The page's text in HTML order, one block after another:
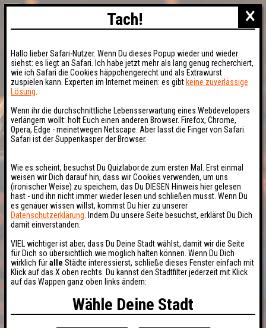
×
Tach!
Hallo lieber Safari-Nutzer. Wenn Du dieses Popup wieder und wieder
siehst: es liegt an Safari. Ich habe jetzt mehr als lang genug recherchiert,
wie ich Safari die Cookies häppchengerecht und als Extrawurst
zuspielen kann. Experten im Internet meinen: es gibt keine zuverlässige
Lösung
Wenn ihr die durchschnittliche Lebensserwartung eines Webdevelopers
verlängern wollt: holt Euch einen anderen Browser. Firefox, Chrome,
Opera, Edge - meinetwegen Netscape. Aber lasst die Finger von Safari.
Safari ist der Suppenkasper der Browser.
Wie es scheint, besuchst Du Quizlabor.de zum ersten Mal. Erst einmal
weisen wir Dich darauf hin, dass wir Cookies verwenden, um uns
(ironischer Weise) zu speichern, das Du DIESEN Hinweis hier gelesen
hast - und ihn nicht immer wieder lesen und schließen musst. Wenn Du
es genauer wissen willst, kommst Du hier zu unserer
Datenschutzerklärung . Indem Du unsere Seite besuchst, erklärst Du Dich
damit einverstanden.
VIEL wichtiger ist aber, dass Du Deine Stadt wählst, damit wir die Seite
für Dich so übersichtlich wie möglich halten können. Wenn Du Dich
wirklich füralle Städte interessierst, schließe dieses Fenster einfach mit
Klick auf das X oben rechts. Du kannst den Stadtfilter jederzeit mit Klick
auf das Wappen ganz oben links ändern:
Wähle Deine Stadt